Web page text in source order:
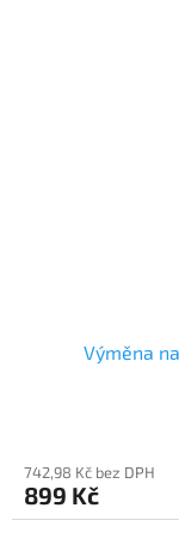
Výměna
742,98 Kč bez DPH
899 Kč